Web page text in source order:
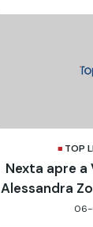
TOP
Nexta apre a
Alessandra
06-